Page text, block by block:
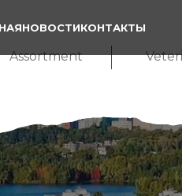
НОВОСТИКОНТАКТЫ
Assortment